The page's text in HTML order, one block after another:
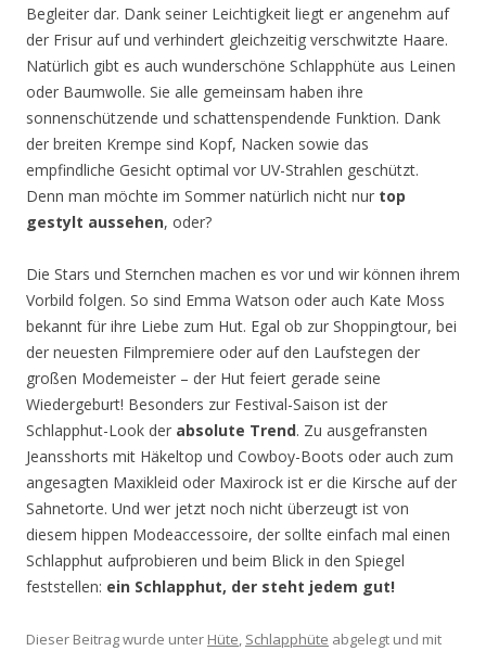
Begleiter dar. Dank seiner Leichtigkeit liegt er angenehm auf
der Frisur auf und verhindert gleichzeitig verschwitzte Haare.
Natürlich gibt es auch wunderschöne Schlapphüte aus Leinen
oder Baumwolle. Sie alle gemeinsam haben ihre
sonnenschützende und schattenspendende Funktion. Dank
der breiten Krempe sind Kopf, Nacken sowie das
empfindliche Gesicht optimal vor UV-Strahlen geschützt.
Denn man möchte im Sommer natürlich nicht nur top
gestylt aussehen, oder?
Die Stars und Sternchen machen es vor und wir können ihrem
Vorbild folgen. So sind Emma Watson oder auch Kate Moss
bekannt für ihre Liebe zum Hut. Egal ob zur Shoppingtour, bei
der neuesten Filmpremiere oder auf den Laufstegen der
großen Modemeister – der Hut feiert gerade seine
Wiedergeburt! Besonders zur Festival-Saison ist der
Schlapphut-Look der absolute Trend. Zu ausgefransten
Jeansshorts mit Häkeltop und Cowboy-Boots oder auch zum
angesagten Maxikleid oder Maxirock ist er die Kirsche auf der
Sahnetorte. Und wer jetzt noch nicht überzeugt ist von
diesem hippen Modeaccessoire, der sollte einfach mal einen
Schlapphut aufprobieren und beim Blick in den Spiegel
feststellen: ein Schlapphut, der steht jedem gut!
Dieser Beitrag wurde unter Hüte, Schlapphüte abgelegt und mit